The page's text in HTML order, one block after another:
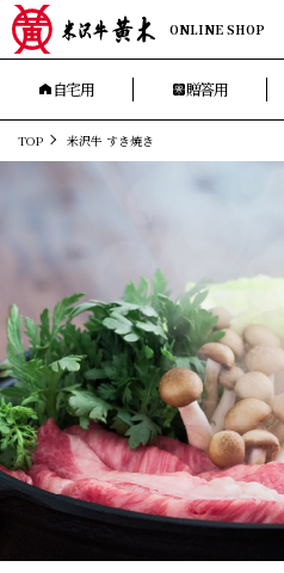
ONLINE SHOP
自宅用 贈答用
TOP 米沢牛 すき焼き